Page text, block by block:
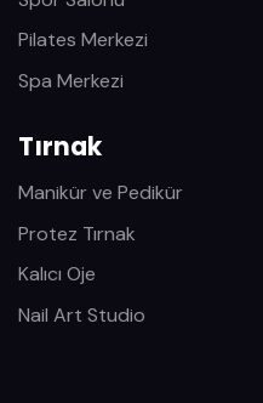
Pilates Merkezi
Spa Merkezi
Tırnak
Manikür ve Pedikür
Protez Tırnak
Kalıcı Oje
Nail Art Studio